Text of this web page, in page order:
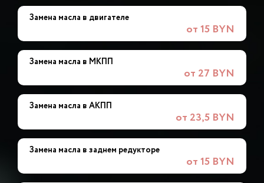
Замена масла в двигателе
от 15 BYN
Замена масла в МКПП
от 27 BYN
Замена масла в АКПП
от 23,5 BYN
Замена масла в заднем редукторе
от 15 BYN